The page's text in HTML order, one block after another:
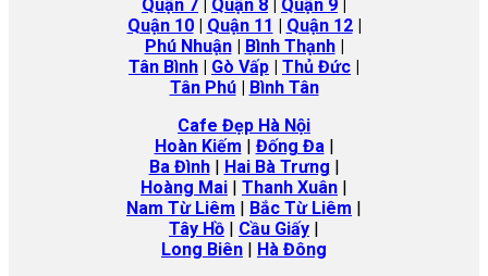
Quận 7 | Quận 8 | Quận 9 |
Quận 10| Quận 11 | Quận 12|
Phú Nhuận| Bình Thạnh|
Tân Bình | Gò Vấp | Thủ Đức |
Tân Phú| Bình Tân
Cafe Đẹp Hà Nội
Hoàn Kiếm | Đống Đa|
Ba Đình| Hai Bà Trưng |
Hoàng Mai | Thanh Xuân |
Nam Từ Liêm | Bắc Từ Liêm |
Tây Hồ | Cầu Giấy |
Long Biên | Hà Đông